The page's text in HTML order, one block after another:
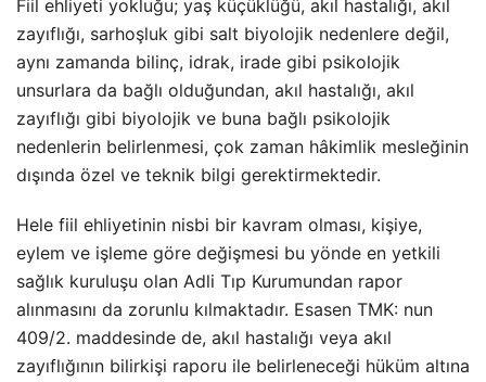
Fiil ehliyeti yokluğu; yaş küçüklüğü, akıl hastalığı, akıl
zayıflığı, sarhoşluk gibi salt biyolojik nedenlere değil,
aynı zamanda bilinç, idrak, irade gibi psikolojik
unsurlara da bağlı olduğundan, akıl hastalığı, akıl
zayıflığı gibi biyolojik ve buna bağlı psikolojik
nedenlerin belirlenmesi, çok zaman hâkimlik mesleğinin
dışında özel ve teknik bilgi gerektirmektedir.
Hele fiil ehliyetinin nisbi bir kavram olması, kişiye,
eylem ve işleme göre değişmesi bu yönde en yetkili
sağlık kuruluşu olan Adli Tıp Kurumundan rapor
alınmasını da zorunlu kılmaktadır. Esasen TMK: nun
409/2. maddesinde de, akıl hastalığı veya akıl
zayıflığının bilirkişi raporu ile belirleneceği hüküm altına